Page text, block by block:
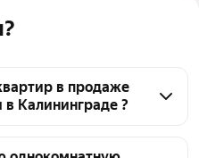
в продаже
Калининграде ?